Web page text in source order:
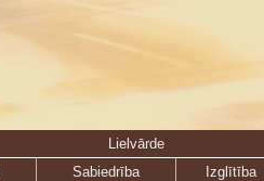
Lielvārde
Sabiedrība
Izglītība